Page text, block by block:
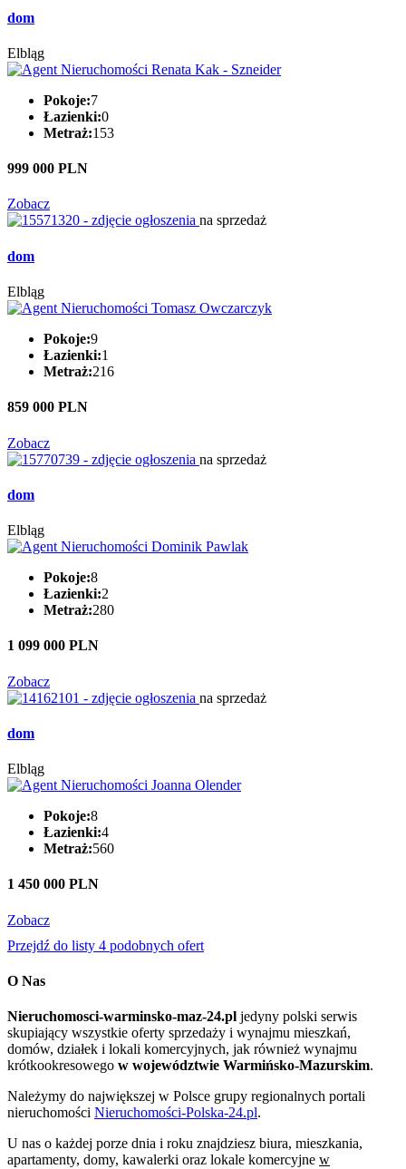
dom
Elbląg
Pokoje:7
Łazienki:0
Metraż:153
999 000 PLN
Zobacz
na sprzedaż
dom
Elbląg
Pokoje:9
Łazienki:1
Metraż:216
859 000 PLN
Zobacz
na sprzedaż
dom
Elbląg
Pokoje:8
Łazienki:2
Metraż:280
1 099 000 PLN
Zobacz
na sprzedaż
dom
Elbląg
Pokoje:8
Łazienki:4
Metraż:560
1 450 000 PLN
Zobacz
Przejdź do listy 4 podobnych ofert
O Nas
Nieruchomosci-warminsko-maz-24.pl jedyny polski serwis
skupiający wszystkie oferty sprzedaży i wynajmu mieszkań,
domów, działek i lokali komercyjnych, jak również wynajmu
krótkookresowego w województwie Warmińsko-Mazurskim.
Należymy do największej w Polsce grupy regionalnych portali
nieruchomości Nieruchomości-Polska-24.pl.
U nas o każdej porze dnia i roku znajdziesz biura, mieszkania,
apartamenty, domy, kawalerki oraz lokale komercyjne w